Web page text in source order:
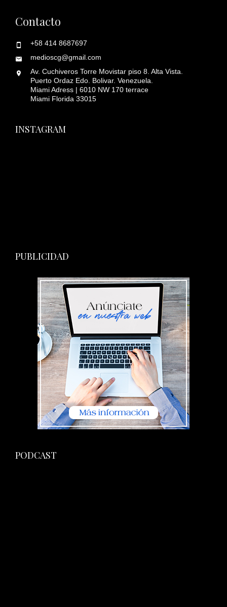
Contacto
+58 414 8687697
medioscg@gmail.com
Av. Cuchiveros Torre Movistar piso 8. Alta Vista.
Puerto Ordaz Edo. Bolivar. Venezuela.
Miami Adress | 6010 NW 170 terrace
Miami Florida 33015
INSTAGRAM
PUBLICIDAD
PODCAST